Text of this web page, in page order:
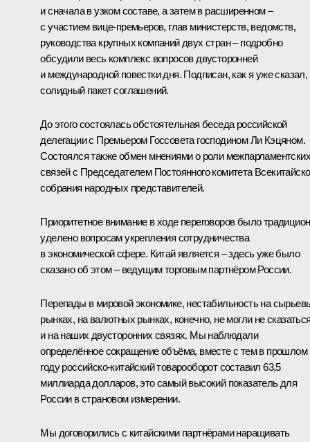
и сначала вузком составе, а затем в расширенном–
с участием вице-премьеров, глав министерств, ведомств,
руководства крупных компаний двух стран – подробно
обсудили весь комплекс вопросов двусторонней
и международной повестки дня. Подписан, как я уже сказал,
солидный пакет соглашений.
До этого состоялась обстоятельная беседароссийской
делегации с Премьером Госсовета господином Ли Кэцяном.
Состоялся такжеобмен мнениямио роли
связей с Председателем Постоянного комитета
собрания народных представителей.
Приоритетное внимание в ходе переговоров было
уделено вопросам укрепления сотрудничества
в экономической сфере. Китай является – здесь уже было
сказано об этом – ведущим торговым партнёром России.
Перепады в мировой экономике, нестабильность на
рынках, на валютных рынках, конечно, не могли не
и на наших двусторонних связях. Мы наблюдали
определённое сокращение объёма, вместе с тем в прошлом
году российско-китайский товарооборот составил 63,5
миллиарда долларов, это самый высокий показатель для
России в страновом измерении.
Мы договорились с китайскими партнёрами наращивать